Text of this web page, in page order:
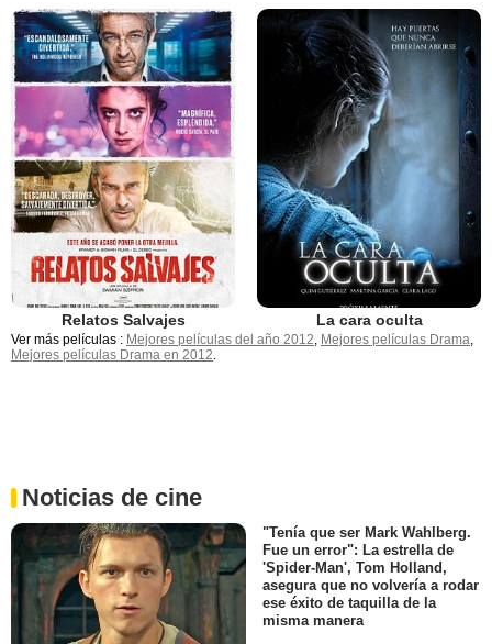
Relatos Salvajes La cara oculta
Ver más películas : Mejores películas del año 2012 Mejores películas Drama
Mejores películas Drama en 2012
Noticias de cine
"Tenía que ser Mark Wahlberg.
Fue un error": La estrella de
'Spider-Man', Tom Holland,
asegura que no volvería a rodar
ese éxito de taquilla de la
misma manera